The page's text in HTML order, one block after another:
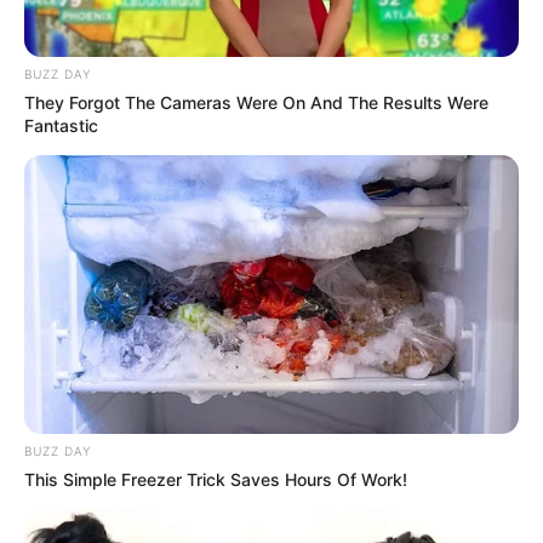
(foto: instagram/onigirigekijo)
2. Selain kucing, ada juga panda yang sedang duduk.
Bagian hitam menggunakan potongan rumput laut
BUZZ DAY
They Forgot The Cameras Were On And The Results Were
Fantastic
BUZZ DAY
This Simple Freezer Trick Saves Hours Of Work!